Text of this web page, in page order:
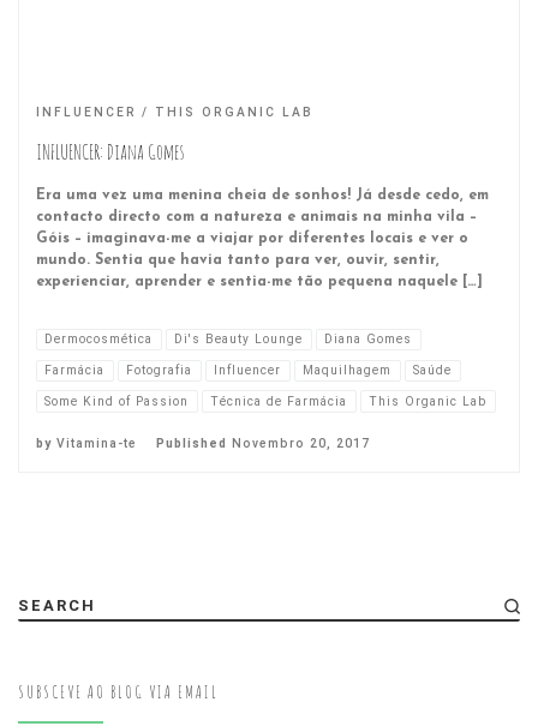
INFLUENCER THIS ORGANIC LAB
INFLUENCER: Diana Gomes
Era uma vez uma menina cheia de sonhos! Já desde cedo, em
contacto directo com a natureza e animais na minha vila –
Góis – imaginava-me a viajar por diferentes locais e ver o
mundo. Sentia que havia tanto para ver, ouvir, sentir,
experienciar, aprender e sentia-me tão pequena naquele […]
Dermocosmética Di's Beauty Lounge
Diana Gomes
Farmácia
Fotografia Influencer Maquilhagem
Saúde
Some Kind of Passion
Técnica de Farmácia This Organic Lab
by Vitamina-te Published Novembro 20, 2017
SEARCH
SUBSCEVE AO BLOG VIA EMAIL